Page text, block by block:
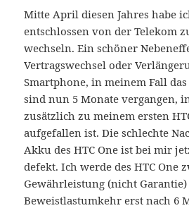
Mitte April diesen Jahres habe
entschlossen von der Telekom
wechseln. Ein schöner
Vertragswechsel oder
Smartphone, in meinem Fall das
sind nun 5 Monate vergangen,
zusätzlich zu meinem ersten
aufgefallen ist. Die schlechte
Akku des HTC One ist bei mir
defekt. Ich werde des HTC One
Gewährleistung (nicht
Beweistlastumkehr erst nach 6